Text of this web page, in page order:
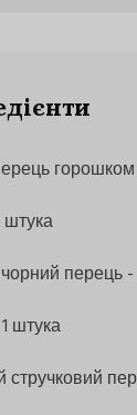
горошком
штука
перець
штука
стручковий